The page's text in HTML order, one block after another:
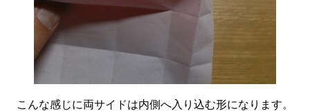
こんな感じに両サイドは内側へ入り込む形になります。